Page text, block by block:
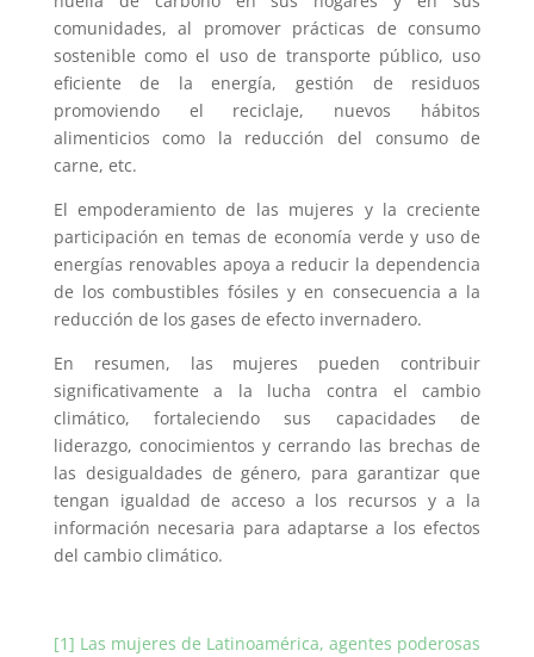
comunidades, al promover prácticas de consumo
sostenible como el uso de transporte público, uso
eficiente de la energía, gestión de residuos
promoviendo el reciclaje, nuevos hábitos
alimenticios como la reducción del consumo de
carne, etc.
El empoderamiento de las mujeres y la creciente
participación en temas de economía verde y uso de
energías renovables apoya a reducir la dependencia
de los combustibles fósiles y en consecuencia a la
reducción de los gases de efecto invernadero.
En resumen, las mujeres pueden contribuir
significativamente a la lucha contra el cambio
climático, fortaleciendo sus capacidades de
liderazgo, conocimientos y cerrando las brechas de
las desigualdades de género, para garantizar que
tengan igualdad de acceso a los recursos y a la
información necesaria para adaptarse a los efectos
del cambio climático.
[1] Las mujeres de Latinoamérica, agentes poderosas